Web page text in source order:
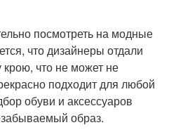
посмотреть на модные
что дизайнеры отдали
что не может не
подходит для любой
обуви и аксессуаров
образ.